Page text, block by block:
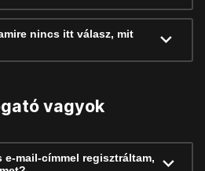
nincs itt válasz, mit
vagyok
mail-címmel regisztráltam,